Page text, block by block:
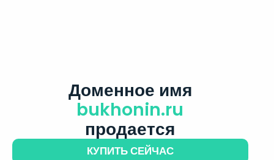
Доменное имя
bukhonin.ru
продается
КУПИТЬ СЕЙЧАС